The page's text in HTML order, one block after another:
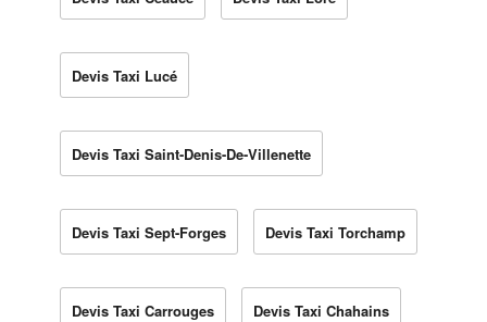
Devis Taxi Lucé
Devis Taxi Saint-Denis-De-Villenette
Devis Taxi Sept-Forges Devis Taxi Torchamp
Devis Taxi Carrouges Devis Taxi Chahains